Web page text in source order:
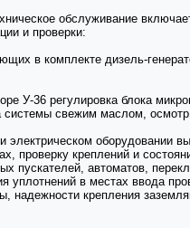
обслуживание
и проверки:
в комплекте дизель-
У-36 регулировка блока
системы свежим маслом,
электрическом оборудовании
проверку креплений и
пускателей, автоматов,
уплотнений в местах ввода
надежности крепления